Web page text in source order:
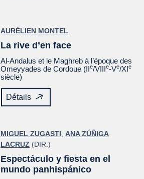
AURÉLIEN MONTEL
La rive d’en face
Al-Andalus et le Maghreb à l’époque des
Omeyyades de Cordoue (IIe/VIIIe-Ve/XIe
siècle)
Détails
MIGUEL ZUGASTI ,ANA ZÚÑIGA
LACRUZ (DIR.)
Espectáculo y fiesta en el
mundo panhispánico